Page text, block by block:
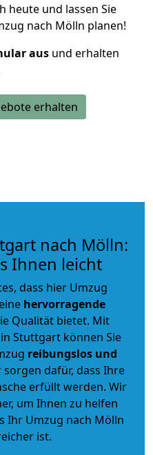
heute und lassen Sie
nach Mölln planen!
aus und erhalten
erhalten
nach Mölln:
Ihnen leicht
dass hier Umzug
hervorragende
Qualität bietet. Mit
Stuttgart können Sie
reibungslos und
dafür, dass Ihre
erfüllt werden. Wir
um Ihnen zu helfen
Ihr Umzug nach Mölln
ist.